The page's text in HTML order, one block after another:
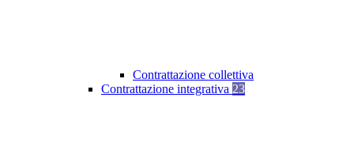
Contrattazione collettiva
Contrattazione integrativa 23